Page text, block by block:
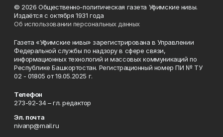
© 2026 Общественно-политическая газета Уфимские нивы.
Издаётся с октября 1931 года
Об использовании персональных данных
Газета «Уфимские нивы» зарегистрирована в Управлении
Федеральной службы по надзору в сфере связи,
информационных технологий и массовых коммуникаций по
Республике Башкортостан. Регистрационный номер ПИ № ТУ
02 - 01805 от 19.05.2025 г.
Телефон
273-92-34 – гл. редактор
Эл. почта
nivanp@mail.ru